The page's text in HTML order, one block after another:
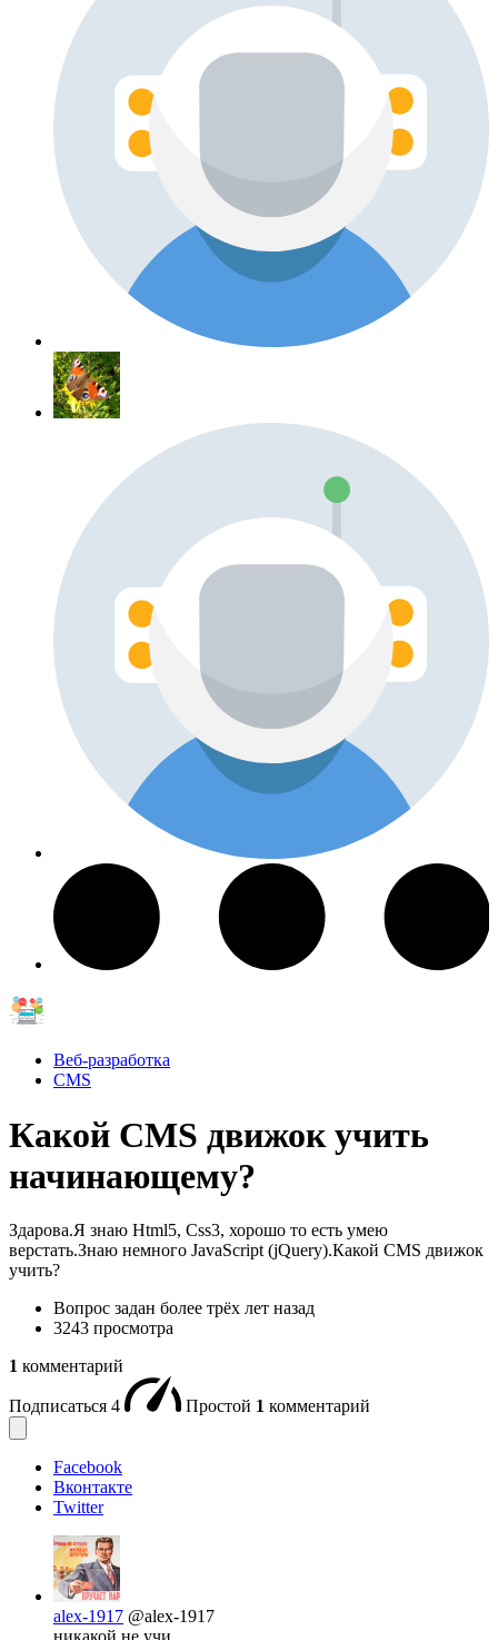
Веб-разработка
CMS
Какой CMS движок учить
начинающему?
Здарова.Я знаю Html5, Css3, хорошо то есть умею
верстать.Знаю немного JavaScript (jQuery).Какой CMS движок
учить?
Вопрос задан более трёх лет назад
3243 просмотра
1 комментарий
Подписаться 4 Простой 1 комментарий
Facebook
Вконтакте
Twitter
alex-1917 @alex-1917
никакой не учи.